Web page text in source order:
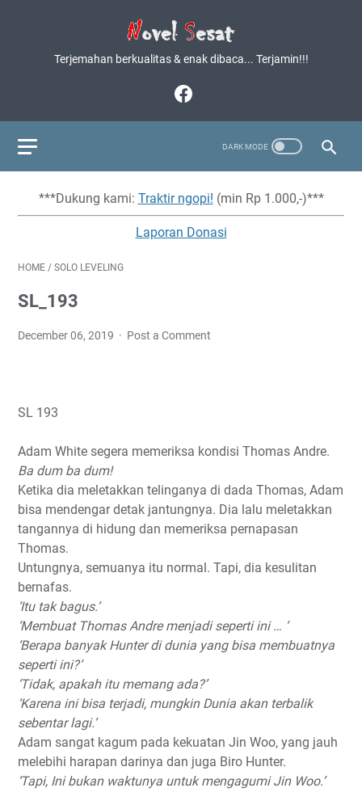
Terjemahan berkualitas & enak dibaca... Terjamin!!!
***Dukung kami: Traktir ngopi! (min Rp 1.000,-)***
Laporan Donasi
HOME / SOLO LEVELING
SL_193
December 06, 2019 Post a Comment
SL 193
Adam White segera memeriksa kondisi Thomas Andre.
Ba dum ba dum!
Ketika dia meletakkan telinganya di dada Thomas, Adam
bisa mendengar detak jantungnya. Dia lalu meletakkan
tangannya di hidung dan memeriksa pernapasan
Thomas.
Untungnya, semuanya itu normal. Tapi, dia kesulitan
bernafas.
‘Itu tak bagus.’
‘Membuat Thomas Andre menjadi seperti ini … ‘
‘Berapa banyak Hunter di dunia yang bisa membuatnya
seperti ini?’
‘Tidak, apakah itu memang ada?’
‘Karena ini bisa terjadi, mungkin Dunia akan terbalik
sebentar lagi.’
Adam sangat kagum pada kekuatan Jin Woo, yang jauh
melebihi harapan darinya dan juga Biro Hunter.
‘Tapi, Ini bukan waktunya untuk mengagumi Jin Woo.’